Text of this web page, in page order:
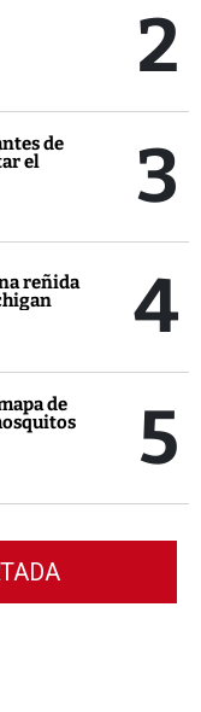
2
de
el
3
reñida
4
de
5